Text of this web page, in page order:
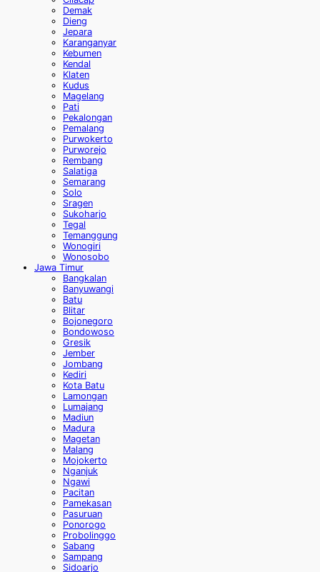
Demak
Dieng
Jepara
Karanganyar
Kebumen
Kendal
Klaten
Kudus
Magelang
Pati
Pekalongan
Pemalang
Purwokerto
Purworejo
Rembang
Salatiga
Semarang
Solo
Sragen
Sukoharjo
Tegal
Temanggung
Wonogiri
Wonosobo
Jawa Timur
Bangkalan
Banyuwangi
Batu
Blitar
Bojonegoro
Bondowoso
Gresik
Jember
Jombang
Kediri
Kota Batu
Lamongan
Lumajang
Madiun
Madura
Magetan
Malang
Mojokerto
Nganjuk
Ngawi
Pacitan
Pamekasan
Pasuruan
Ponorogo
Probolinggo
Sabang
Sampang
Sidoarjo